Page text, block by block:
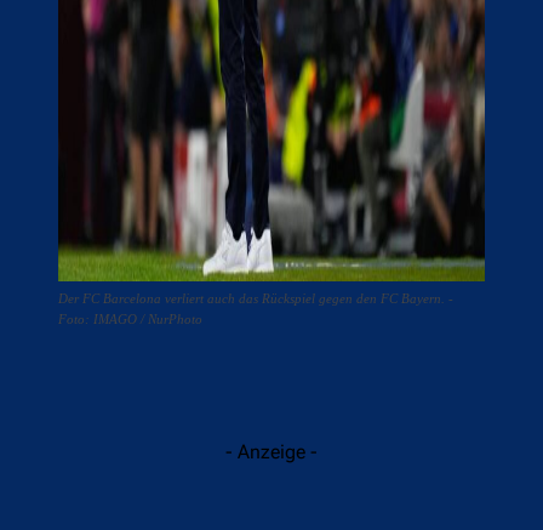
Der FC Barcelona verliert auch das Rückspiel gegen den FC Bayern. -
Foto: IMAGO / NurPhoto
- Anzeige -